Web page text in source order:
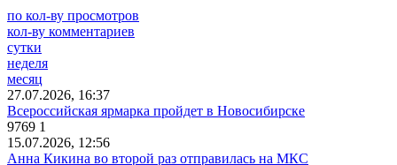
по кол-ву просмотров
кол-ву комментариев
сутки
неделя
месяц
27.07.2026, 16:37
Всероссийская ярмарка пройдет в Новосибирске
9769 1
15.07.2026, 12:56
Анна Кикина во второй раз отправилась на МКС